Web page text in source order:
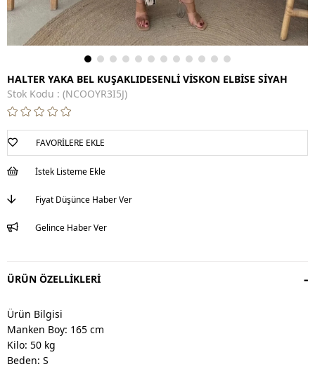
HALTER YAKA BEL KUŞAKLIDESENLİ VİSKON ELBİSE SİYAH
Stok Kodu
(NCOOYR3I5J)
FAVORILERE EKLE
İstek Listeme Ekle
Fiyat Düşünce Haber Ver
Gelince Haber Ver
ÜRÜN ÖZELLIKLERI
Ürün Bilgisi
Manken Boy: 165 cm
Kilo: 50 kg
Beden: S